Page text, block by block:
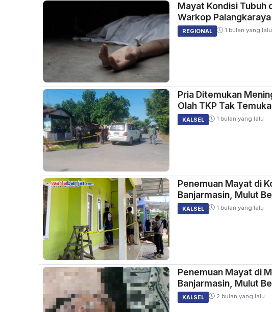
Mayat Kondisi Tubuh
Warkop
REGIONAL 1 bulan yang lalu
Pria Ditemukan
Olah TKP Tak
KALSEL 1 bulan yang lalu
Penemuan Mayat di
Banjarmasin, Mulut
KALSEL 1 bulan yang lalu
Penemuan Mayat di
Banjarmasin, Mulut
KALSEL 2 bulan yang lalu